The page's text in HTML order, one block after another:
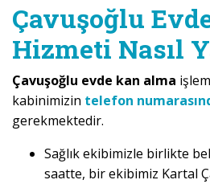
Çavuşoğlu
Hizmeti Nasıl
Çavuşoğlu evde kan alma
kabinimizin telefon
gerekmektedir.
Sağlık ekibimizle birlikte
saatte, bir ekibimiz Kartal